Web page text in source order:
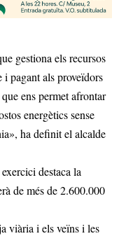
gestiona els recursos
i pagant als proveïdors
ens permet afrontar
energètics sense
ha definit el alcalde
destaca la
de més de 2.600.000
viària i els veïns i les